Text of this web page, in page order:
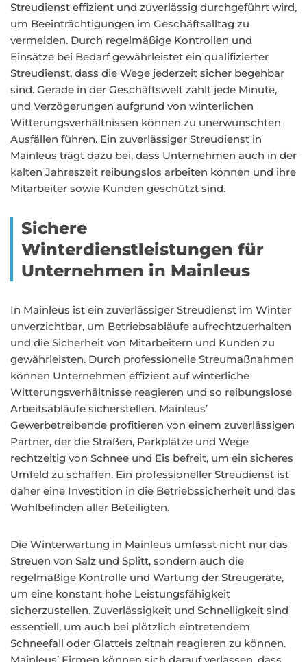
Streudienst effizient und zuverlässig durchgeführt wird,
um Beeinträchtigungen im Geschäftsalltag zu
vermeiden. Durch regelmäßige Kontrollen und
Einsätze bei Bedarf gewährleistet ein qualifizierter
Streudienst, dass die Wege jederzeit sicher begehbar
sind. Gerade in der Geschäftswelt zählt jede Minute,
und Verzögerungen aufgrund von winterlichen
Witterungsverhältnissen können zu unerwünschten
Ausfällen führen. Ein zuverlässiger Streudienst in
Mainleus trägt dazu bei, dass Unternehmen auch in der
kalten Jahreszeit reibungslos arbeiten können und ihre
Mitarbeiter sowie Kunden geschützt sind.
Sichere
Winterdienstleistungen für
Unternehmen in Mainleus
In Mainleus ist ein zuverlässiger Streudienst im Winter
unverzichtbar, um Betriebsabläufe aufrechtzuerhalten
und die Sicherheit von Mitarbeitern und Kunden zu
gewährleisten. Durch professionelle Streumaßnahmen
können Unternehmen effizient auf winterliche
Witterungsverhältnisse reagieren und so reibungslose
Arbeitsabläufe sicherstellen. Mainleus’
Gewerbetreibende profitieren von einem zuverlässigen
Partner, der die Straßen, Parkplätze und Wege
rechtzeitig von Schnee und Eis befreit, um ein sicheres
Umfeld zu schaffen. Ein professioneller Streudienst ist
daher eine Investition in die Betriebssicherheit und das
Wohlbefinden aller Beteiligten.
Die Winterwartung in Mainleus umfasst nicht nur das
Streuen von Salz und Splitt, sondern auch die
regelmäßige Kontrolle und Wartung der Streugeräte,
um eine konstant hohe Leistungsfähigkeit
sicherzustellen. Zuverlässigkeit und Schnelligkeit sind
essentiell, um auch bei plötzlich eintretendem
Schneefall oder Glatteis zeitnah reagieren zu können.